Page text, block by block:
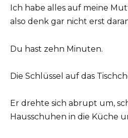
Ich habe alles auf meine
also denk gar nicht erst
Du hast zehn Minuten.
Die Schlüssel auf das
Er drehte sich abrupt um,
Hausschuhen in die Küche